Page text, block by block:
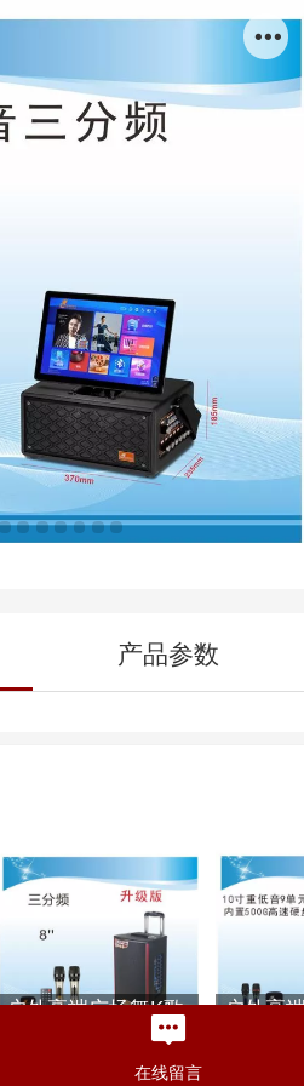
出音响K歌直播视频音响
产品参数
户外高端广场舞K歌
户外高
在线留言